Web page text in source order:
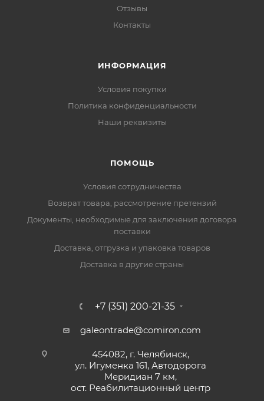
Отзывы
Контакты
ИНФОРМАЦИЯ
Условия покупки
Политика конфиденциальности
Наши реквизиты
ПОМОЩЬ
Условия сотрудничества
Возврат товара, рассмотрение претензий
Документы, необходимые для заключения договора
поставки
Доставка, отгрузка и упаковка товаров
Доставка в другие страны
+7 (351) 200-21-35
galeontrade@comiron.com
454082, г. Челябинск,
ул. Игуменка 161, Автодорога
Меридиан 7 км,
ост. Реабилитационный центр